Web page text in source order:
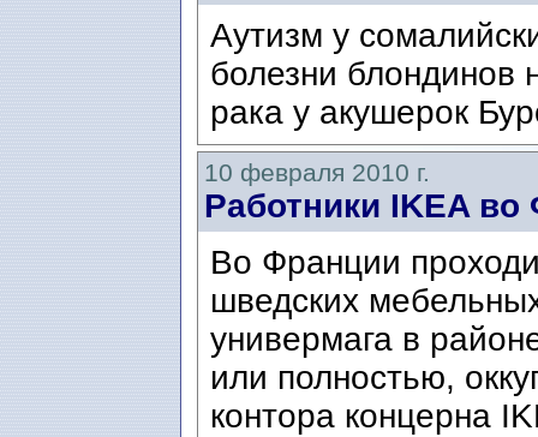
Аутизм у
болезни блондинов
рака у акушерок
10 февраля 2010 г.
Работники IKEA
Во Франции
шведских
универмага в
или полностью,
контора концерна